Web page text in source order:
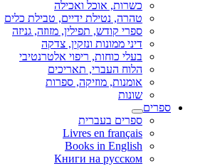
כשרות, אוכל ואכילה
טהרה, נטילת ידיים, טבילת כלים
ספרי קודש, תפילין, מזוזה, גניזה
דיני ממונות ונזקין, צדקה
בעלי כוחות, ריפוי אלטרנטיבי
הלוח העברי, תאריכים
אומנות, מוזיקה, ספרות
שונות
ספרים
ספרים בעברית
Livres en français
Books in English
Книги на русском